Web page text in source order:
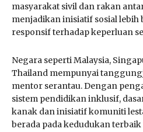
masyarakat sivil dan rakan
menjadikan inisiatif sosial lebih
responsif terhadap keperluan
Negara seperti Malaysia,
Thailand mempunyai
mentor serantau. Dengan
sistem pendidikan inklusif,
kanak dan inisiatif komuniti
berada pada kedudukan